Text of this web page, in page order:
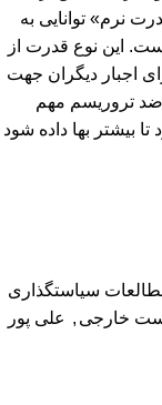
نرم» توانایی به
این نوع قدرت از
اجبار دیگران جهت
تروریسم مهم
بیشتر بها داده شود
سیاستگذاری
خارجی , علی پور